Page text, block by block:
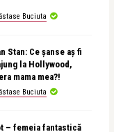
Buciuta
Stan: Ce șanse aș fi
la Hollywood,
mama mea?!
Buciuta
– femeia fantastică